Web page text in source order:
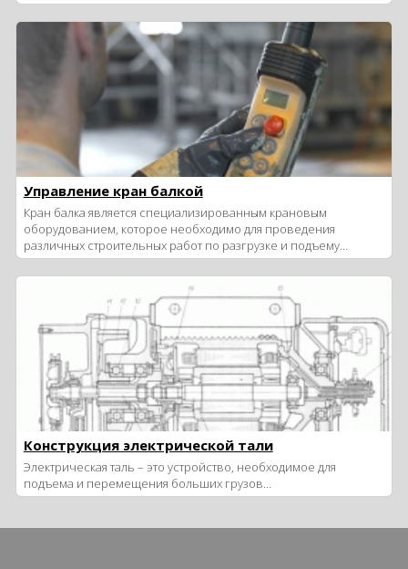
Управление кран балкой
Кран балка является специализированным крановым
оборудованием, которое необходимо для проведения
различных строительных работ по разгрузке и подъему…
Конструкция электрической тали
Электрическая таль – это устройство, необходимое для
подъема и перемещения больших грузов…